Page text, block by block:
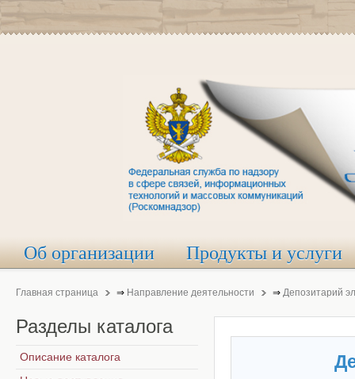
Об организации Продукты и услуги
Главная страница ⇒ Направление деятельности ⇒ Депозитарий
Разделы каталога
Описание каталога